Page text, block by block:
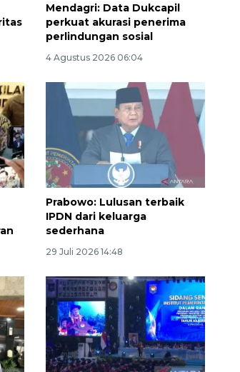
Mendagri: Data Dukcapil
perkuat akurasi penerima
perlindungan sosial
4 Agustus 2026 06:04
Prabowo: Lulusan terbaik
IPDN dari keluarga
sederhana
29 Juli 2026 14:48